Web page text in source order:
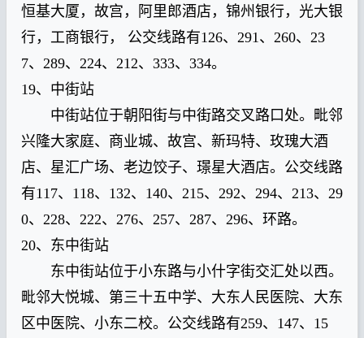
恒基大厦，故宫，阿里郎酒店，锦州银行，光大银
行，工商银行， 公交线路有126、291、260、23
7、289、224、212、333、334。
19、中街站
中街站位于朝阳街与中街路交叉路口处。毗邻
兴隆大家庭、商业城、故宫、新玛特、玫瑰大酒
店、星汇广场、老边饺子、璟星大酒店。公交线路
有117、118、132、140、215、292、294、213、29
0、228、222、276、257、287、296、环路。
20、东中街站
东中街站位于小东路与小什字街交汇处以西。
毗邻大悦城、第三十五中学、大东人民医院、大东
区中医院、小东二校。公交线路有259、147、15